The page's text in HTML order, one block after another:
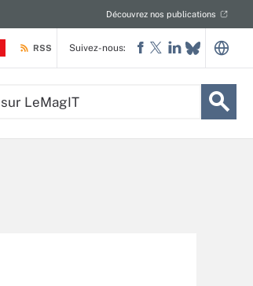
Découvrez nos publications
RSS Suivez-nous: